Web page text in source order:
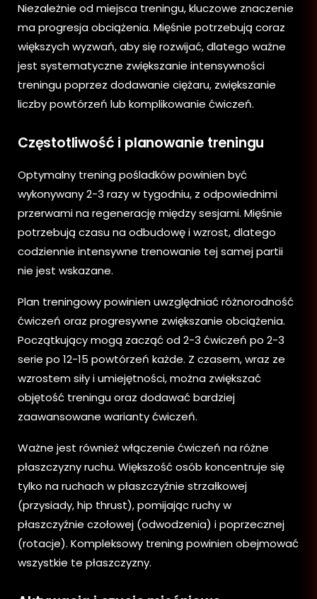
Niezależnie od miejsca treningu, kluczowe znaczenie
ma progresja obciążenia. Mięśnie potrzebują coraz
większych wyzwań, aby się rozwijać, dlatego ważne
jest systematyczne zwiększanie intensywności
treningu poprzez dodawanie ciężaru, zwiększanie
liczby powtórzeń lub komplikowanie ćwiczeń.
Częstotliwość i planowanie treningu
Optymalny trening pośladków powinien być
wykonywany 2-3 razy w tygodniu, z odpowiednimi
przerwami na regenerację między sesjami. Mięśnie
potrzebują czasu na odbudowę i wzrost, dlatego
codziennie intensywne trenowanie tej samej partii
nie jest wskazane.
Plan treningowy powinien uwzględniać różnorodność
ćwiczeń oraz progresywne zwiększanie obciążenia.
Początkujący mogą zacząć od 2-3 ćwiczeń po 2-3
serie po 12-15 powtórzeń każde. Z czasem, wraz ze
wzrostem siły i umiejętności, można zwiększać
objętość treningu oraz dodawać bardziej
zaawansowane warianty ćwiczeń.
Ważne jest również włączenie ćwiczeń na różne
płaszczyzny ruchu. Większość osób koncentruje się
tylko na ruchach w płaszczyźnie strzałkowej
(przysiady, hip thrust), pomijając ruchy w
płaszczyźnie czołowej (odwodzenia) i poprzecznej
(rotacje). Kompleksowy trening powinien obejmować
wszystkie te płaszczyzny.